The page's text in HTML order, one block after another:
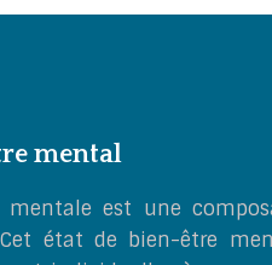
mental
mentale est une
état de bien-être